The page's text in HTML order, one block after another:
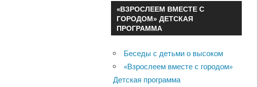
«ВЗРОСЛЕЕМ ВМЕСТЕ С
ГОРОДОМ» ДЕТСКАЯ
ПРОГРАММА
Беседы с детьми о высоком
«Взрослеем вместе с городом»
Детская программа